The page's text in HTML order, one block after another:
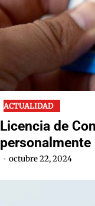
ACTUALIDAD
Licencia de
octubre 22, 2024